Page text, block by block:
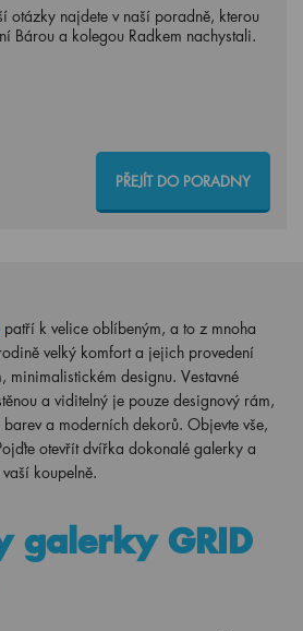
otázky najdete v naší poradně, kterou
Bárou a kolegou Radkem nachystali.
PŘEJÍT DO PORADNY
patří k velice oblíbeným, a to z mnoha
velký komfort a jejich provedení
minimalistickém designu. Vestavné
a viditelný je pouze designový rám,
a moderních dekorů. Objevte vše,
otevřít dvířka dokonalé galerky a
koupelně.
galerky GRID